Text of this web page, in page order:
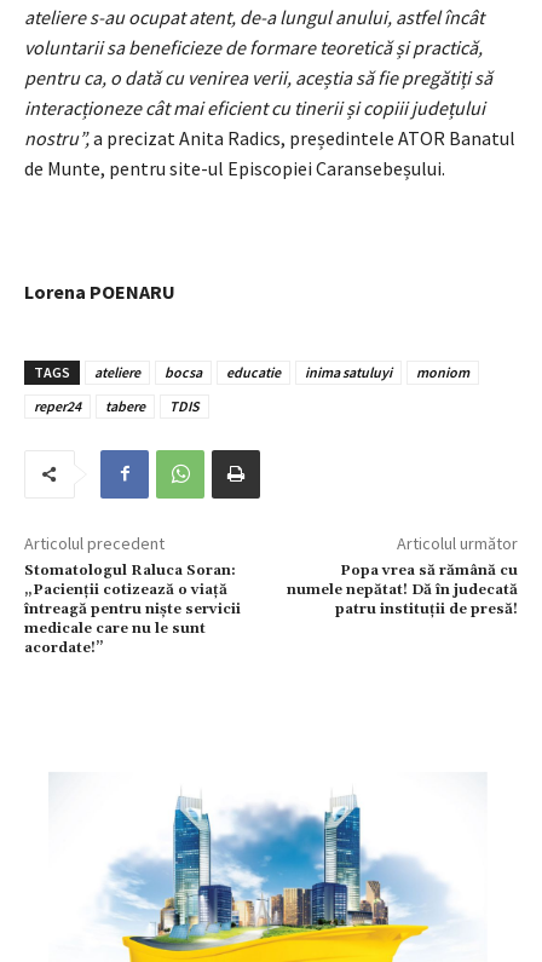
ateliere s-au ocupat atent, de-a lungul anului, astfel încât
voluntarii sa beneficieze de formare teoretică și practică,
pentru ca, o dată cu venirea verii, aceștia să fie pregătiți să
interacționeze cât mai eficient cu tinerii și copiii județului
nostru”,a precizat Anita Radics, președintele ATOR Banatul
de Munte, pentru site-ul Episcopiei Caransebeșului.
Lorena POENARU
TAGS ateliere bocsa educatie inima satuluyi
moniom
reper24
tabere TDIS
Articolul precedent
Stomatologul Raluca Soran:
„Pacienții cotizează o viață
întreagă pentru niște servicii
medicale care nu le sunt
acordate!”
Articolul următor
Popa vrea să rămână cu
numele nepătat! Dă în judecată
patru instituții de presă!